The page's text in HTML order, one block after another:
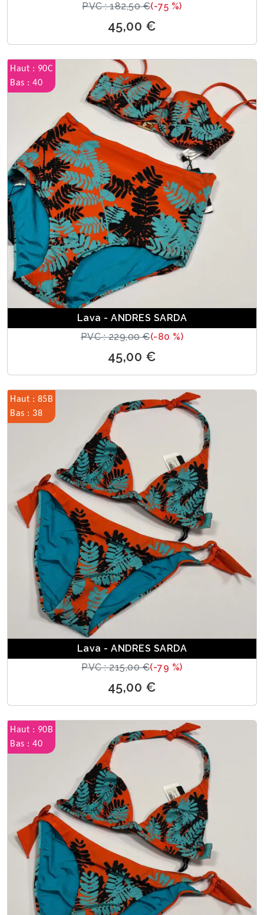
PVC : 182,50 €(-75 %)
45,00 €
Haut : 90C
Bas : 40
Lava - ANDRES SARDA
PVC : 229,00 €(-80 %)
45,00 €
Haut : 85B
Bas : 38
Lava - ANDRES SARDA
PVC : 215,00 €(-79 %)
45,00 €
Haut : 90B
Bas : 40